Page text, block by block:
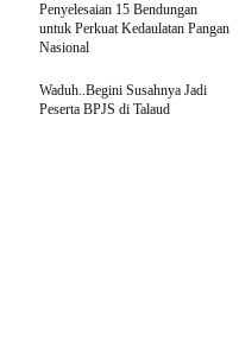
Penyelesaian 15 Bendungan
untuk Perkuat Kedaulatan Pangan
Nasional
Waduh..Begini Susahnya Jadi
Peserta BPJS di Talaud